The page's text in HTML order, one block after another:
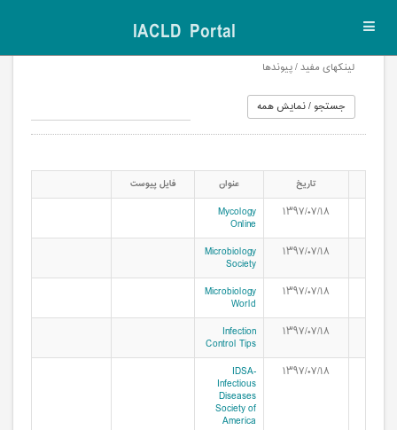
IACLD Portal
لینکهای مفید / پیوندها
تاریخ عنوان فایل پیوست
۱۳۹۷/۰۷/۱۸ Mycology
Online
۱۳۹۷/۰۷/۱۸
Microbiology
Society
۱۳۹۷/۰۷/۱۸
Microbiology
World
۱۳۹۷/۰۷/۱۸
Infection
Control Tips
۱۳۹۷/۰۷/۱۸
IDSA-
Infectious
Diseases
Society of
America